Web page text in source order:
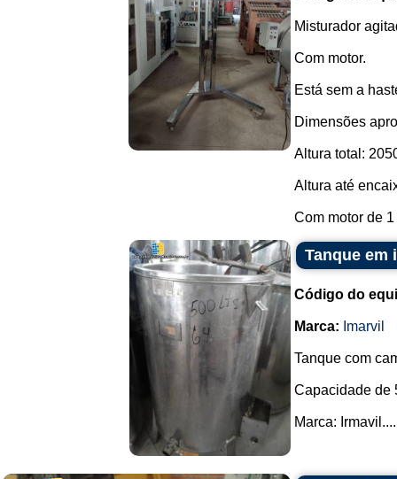
Misturador
Com motor.
Está sem a
Dimensões
Altura total:
Altura até
Com motor de 1
Tanque em
Código do
Marca: Imarvil
Tanque com
Capacidade de
Marca: Irmavil....